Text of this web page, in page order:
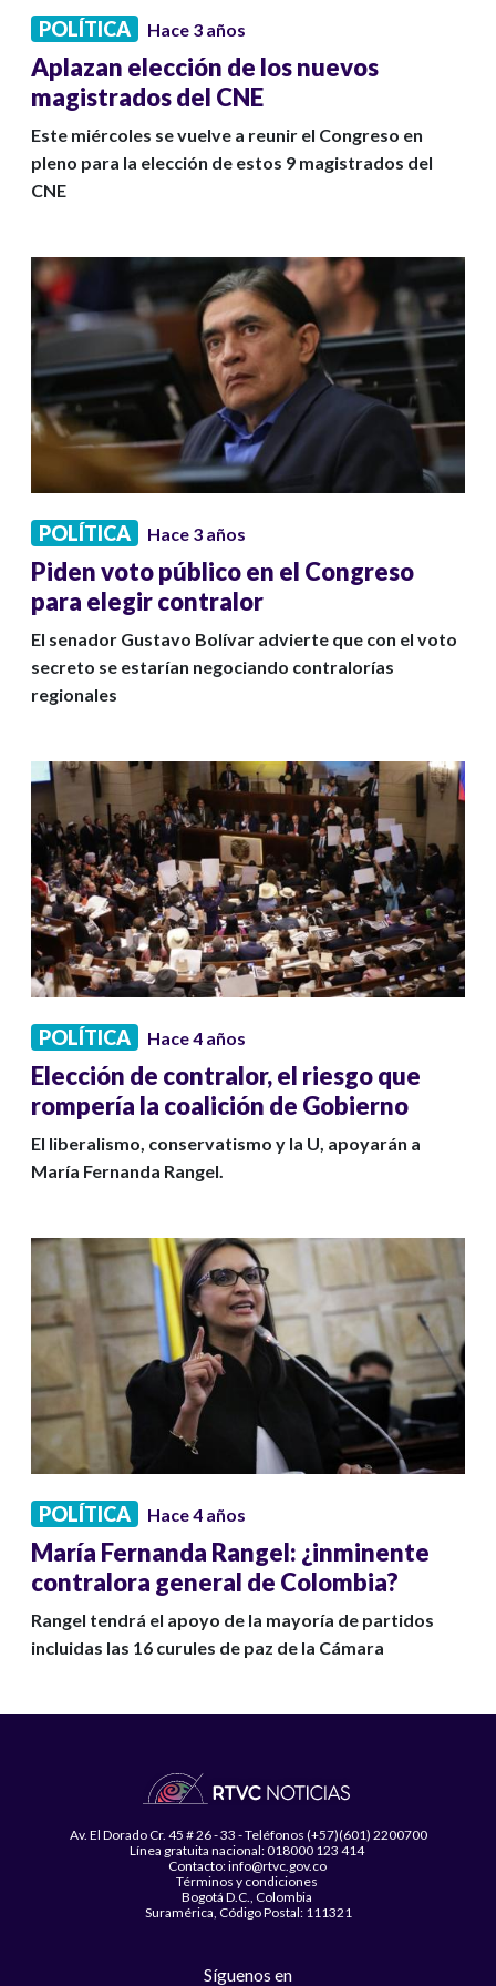
POLÍTICA Hace 3 años
Aplazan elección de los nuevos
magistrados del CNE
Este miércoles se vuelve a reunir el Congreso en
pleno para la elección de estos 9 magistrados del
CNE
POLÍTICA Hace 3 años
Piden voto público en el Congreso
para elegir contralor
El senador Gustavo Bolívar advierte que con el voto
secreto se estarían negociando contralorías
regionales
POLÍTICA Hace 4 años
Elección de contralor, el riesgo que
rompería la coalición de Gobierno
El liberalismo, conservatismo y la U, apoyarán a
María Fernanda Rangel.
POLÍTICA Hace 4 años
María Fernanda Rangel: ¿inminente
contralora general de Colombia?
Rangel tendrá el apoyo de la mayoría de partidos
incluidas las 16 curules de paz de la Cámara
Av. El Dorado Cr. 45 # 26 - 33 - Teléfonos (+57)(601) 2200700
Línea gratuita nacional: 018000 123 414
Contacto: info@rtvc.gov.co
Términos y condiciones
Bogotá D.C., Colombia
Suramérica, Código Postal: 111321
Síguenos en